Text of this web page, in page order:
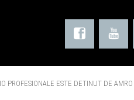
PROFESIONALE ESTE DETINUT DE